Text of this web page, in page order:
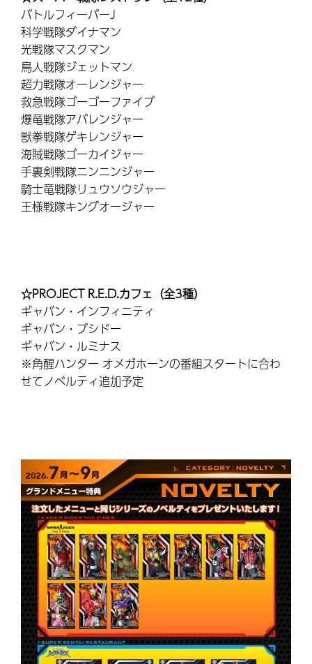
バトルフィーバーJ
科学戦隊ダイナマン
光戦隊マスクマン
鳥人戦隊ジェットマン
超力戦隊オーレンジャー
救急戦隊ゴーゴーファイブ
爆竜戦隊アバレンジャー
獣拳戦隊ゲキレンジャー
海賊戦隊ゴーカイジャー
手裏剣戦隊ニンニンジャー
騎士竜戦隊リュウソウジャー
王様戦隊キングオージャー
☆PROJECT R.E.D.カフェ（全3種）
ギャバン・インフィニティ
ギャバン・ブシドー
ギャバン・ルミナス
※角醒ハンター オメガホーンの番組スタートに合わ
せてノベルティ追加予定